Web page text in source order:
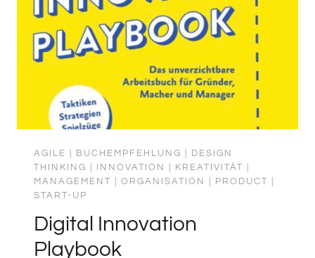
AGILE BUCHEMPFEHLUNG
DESIGN
THINKING
INNOVATION KREATIVITÄT
MANAGEMENT
ORGANISATION PRODUCT
START-UP
Digital Innovation
Playbook